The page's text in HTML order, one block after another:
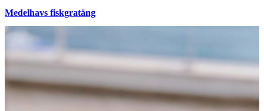
Medelhavs fiskgratäng